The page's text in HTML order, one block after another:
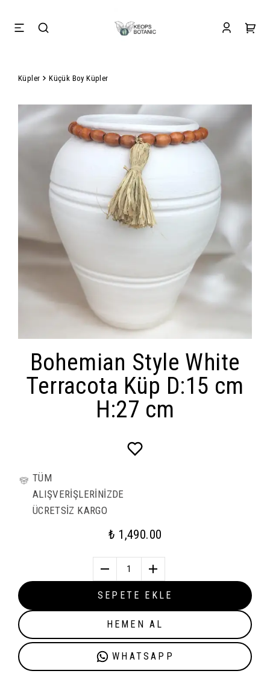
Küpler Küçük Boy Küpler
Bohemian Style White
Terracota Küp D:15 cm
H:27 cm
TÜM
ALIŞVERİŞLERİNİZDE
ÜCRETSİZ KARGO
₺ 1,490.00
1
SEPETE EKLE
HEMEN AL
WHATSAPP